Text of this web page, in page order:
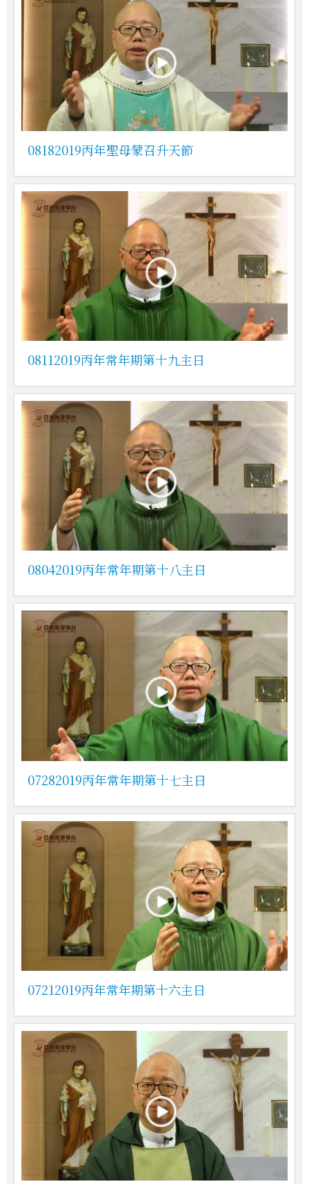
08182019丙年聖母蒙召升天節
08112019丙年常年期第十九主日
08042019丙年常年期第十八主日
07282019丙年常年期第十七主日
07212019丙年常年期第十六主日